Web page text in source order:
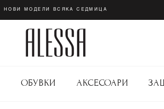
НОВИ МОДЕЛИ ВСЯКА СЕДМИЦА
ОБУВКИ АКСЕСОАРИ